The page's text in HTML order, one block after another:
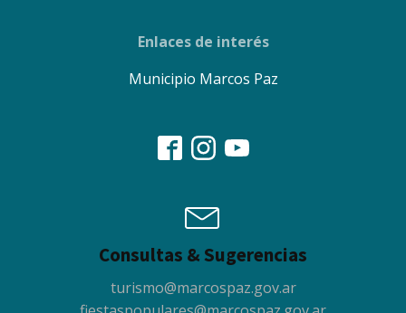
Enlaces de interés
Municipio Marcos Paz
Consultas & Sugerencias
turismo@marcospaz.gov.ar